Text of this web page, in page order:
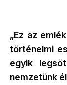
„Ez az
történelmi
egyik
nemzetünk